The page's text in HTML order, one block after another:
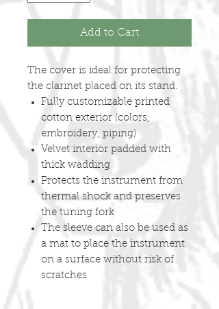
Add to Cart
The cover is ideal for protecting
the clarinet placed on its stand.
Fully customizable printed
cotton exterior (colors,
embroidery, piping)
Velvet interior padded with
thick wadding
Protects the instrument from
thermal shock and preserves
the tuning fork
The sleeve can also be used as
a mat to place the instrument
on a surface without risk of
scratches